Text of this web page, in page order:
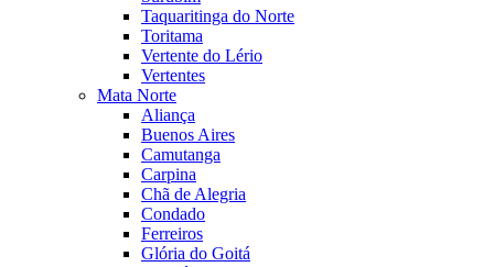
Taquaritinga do Norte
Toritama
Vertente do Lério
Vertentes
Mata Norte
Aliança
Buenos Aires
Camutanga
Carpina
Chã de Alegria
Condado
Ferreiros
Glória do Goitá